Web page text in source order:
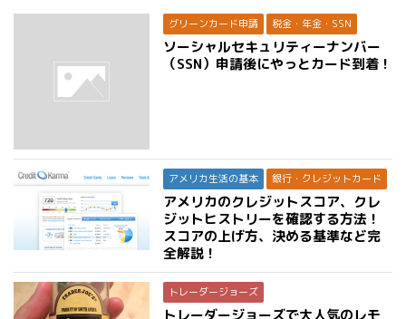
グリーンカード申請 税金・年金・SSN
ソーシャルセキュリティーナンバー
（SSN）申請後にやっとカード到着！
アメリカ生活の基本 銀行・クレジットカード
アメリカのクレジットスコア、クレ
ジットヒストリーを確認する方法！
スコアの上げ方、決める基準など完
全解説！
トレーダージョーズ
トレーダージョーズで大人気のレモ